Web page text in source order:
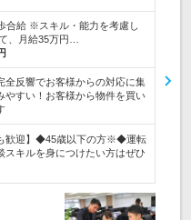
合給 ※スキル・能力を考慮し
、月給35万円…
全反響でお客様からの対応に集
やすい！お客様から物件を買い
も歓迎】◆45歳以下の方※◆運転
キルを身につけたい方はぜひ